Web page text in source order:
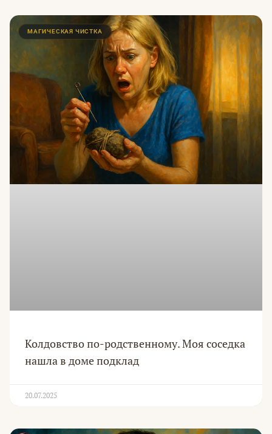
МАГИЧЕСКАЯ ЧИСТКА
Колдовство по-родственному. Моя соседка
нашла в доме подклад
20.07.2025